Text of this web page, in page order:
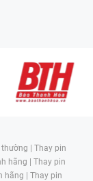
| Thay pin
hãng | Thay pin
hãng | Thay pin